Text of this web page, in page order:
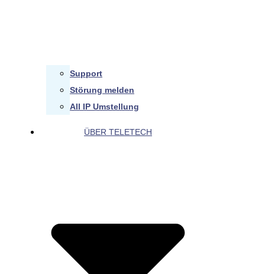
Support
Störung melden
All IP Umstellung
ÜBER TELETECH